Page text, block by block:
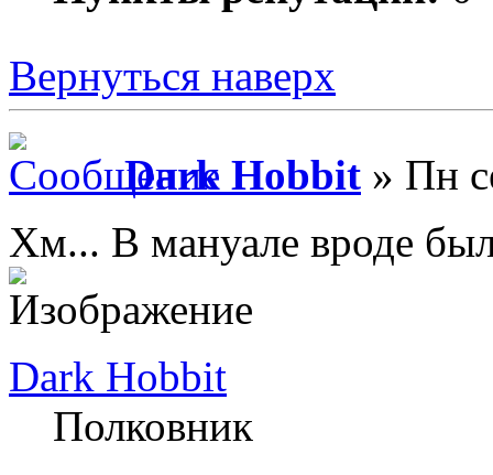
Вернуться наверх
Dark Hobbit » Пн
Хм... В мануале вроде
Dark Hobbit
Полковник